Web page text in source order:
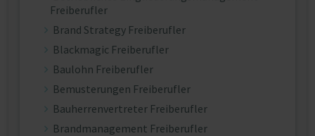
Freiberufler
Brand Strategy Freiberufler
Blackmagic Freiberufler
Baulohn Freiberufler
Bemusterungen Freiberufler
Bauherrenvertreter Freiberufler
Brandmanagement Freiberufler